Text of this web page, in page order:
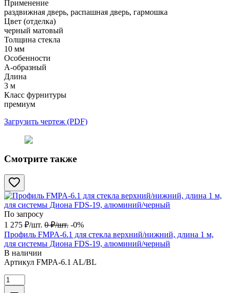
Применение
раздвижная дверь, распашная дверь, гармошка
Цвет (отделка)
черный матовый
Толщина стекла
10 мм
Особенности
А-образный
Длина
3 м
Класс фурнитуры
премиум
Загрузить чертеж (PDF)
Смотрите также
По запросу
1 275 ₽/шт. 0 ₽/шт. -0%
Профиль FMPA-6.1 для стекла верхний/нижний, длина 1 м,
для системы Диона FDS-19, алюминий/черный
В наличии
Артикул FMPA-6.1 AL/BL